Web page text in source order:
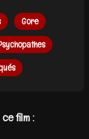
Gore
film :